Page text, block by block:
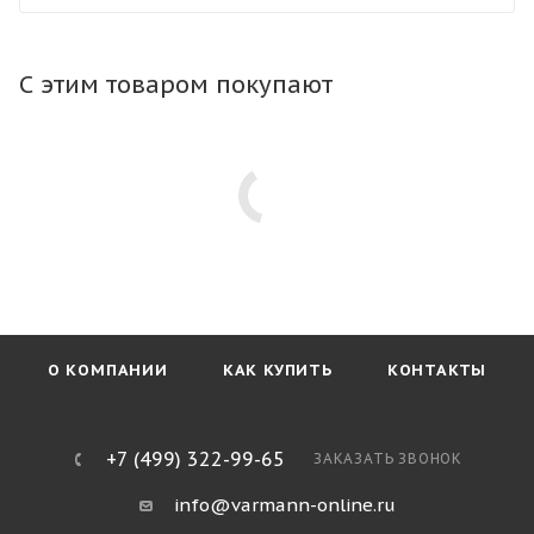
С этим товаром покупают
О КОМПАНИИ КАК КУПИТЬ КОНТАКТЫ
+7 (499) 322-99-65 ЗАКАЗАТЬ ЗВОНОК
info@varmann-online.ru